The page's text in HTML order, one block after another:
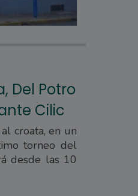
Del Potro
Cilic
croata, en un
torneo del
desde las 10